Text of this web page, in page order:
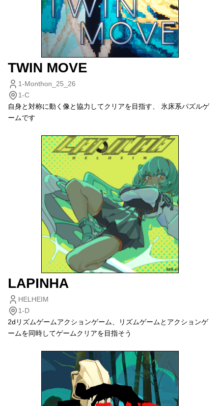
TWIN MOVE
1-Monthon_25_26
1-C
自身と対称に動く像と協力してクリアを目指す、 氷床系パズルゲ
ームです
LAPINHA
HELHEIM
1-D
2dリズムゲームアクションゲーム、リズムゲームとアクションゲ
ームを同時してゲームクリアを目指そう